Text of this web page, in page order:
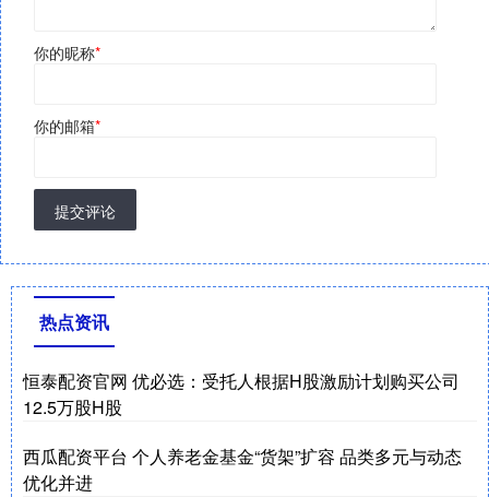
你的昵称*
你的邮箱*
提交评论
热点资讯
恒泰配资官网 优必选：受托人根据H股激励计划购买公司
12.5万股H股
西瓜配资平台 个人养老金基金“货架”扩容 品类多元与动态
优化并进